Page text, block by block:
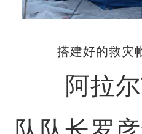
搭建好的救灾
阿拉尔